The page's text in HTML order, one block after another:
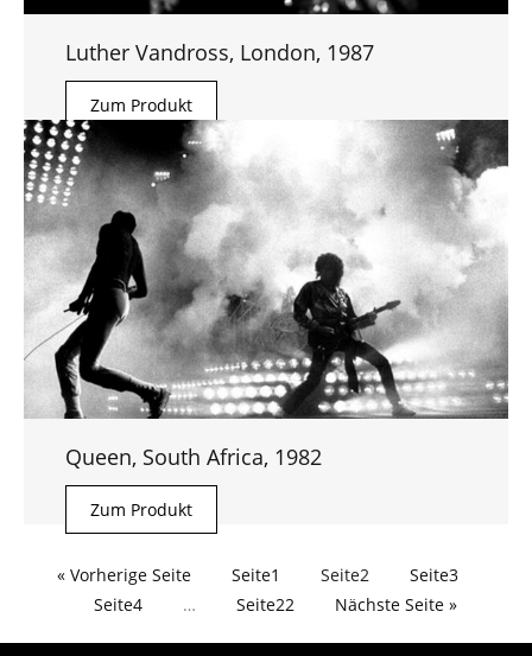
Luther Vandross, London, 1987
Zum Produkt
Queen, South Africa, 1982
Zum Produkt
« Vorherige Seite Seite1 Seite2 Seite3
Seite4 … Seite22 Nächste Seite »